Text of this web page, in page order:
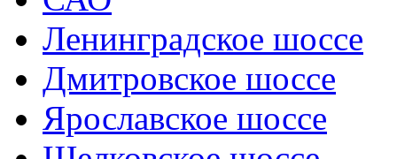
Ленинградское шоссе
Дмитровское шоссе
Ярославское шоссе